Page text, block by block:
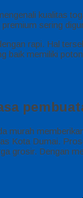
kualitas
sering
rapi. Hal
baik memiliki
murah
Kota Dumai.
grosir. Dengan